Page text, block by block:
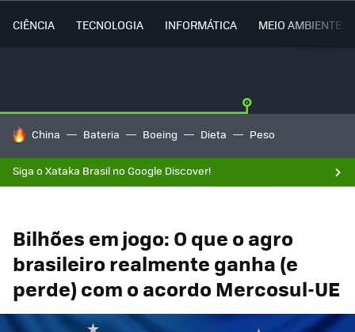
CIÊNCIA TECNOLOGIA INFORMÁTICA MEIO AMBIENTE
TENDÊNCIAS DO DIA
China Bateria Boeing Dieta Peso
Siga o Xataka Brasil no Google Discover!
Bilhões em jogo: O que o agro
brasileiro realmente ganha (e
perde) com o acordo Mercosul-UE